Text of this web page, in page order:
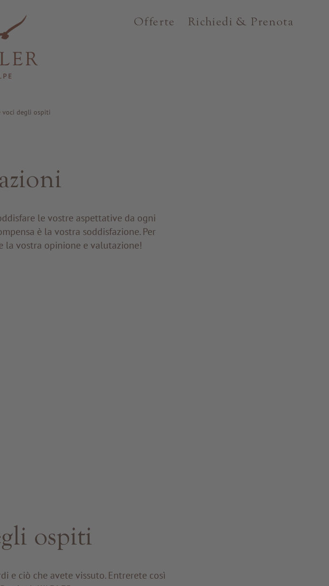
Offerte Richiedi & Prenota
voci degli ospiti
le vostre aspettative da ogni
è la vostra soddisfazione. Per
la vostra opinione e valutazione!
ospiti
e ciò che avete vissuto. Entrerete così